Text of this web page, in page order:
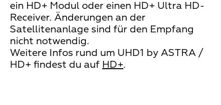
ein HD+ Modul oder einen HD+ Ultra HD-
Receiver. Änderungen an der
Satellitenanlage sind für den Empfang
nicht notwendig.
Weitere Infos rund um UHD1 by ASTRA /
HD+ findest du auf HD+.